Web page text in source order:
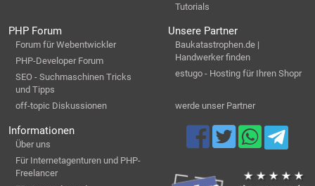
Tutorials
PHP Forum
Forum für Webentwickler
PHP-Developer Forum
SEO - Suchmaschinen Tricks
und Tipps
off-topic Diskussionen
Unsere Partner
Baukatastrophen.de |
Handwerker finden
estugo - Hosting für Ihren Shopr
werde unser Partner
Informationen
Über uns
Für Internetagenturen und PHP-
Freelancer